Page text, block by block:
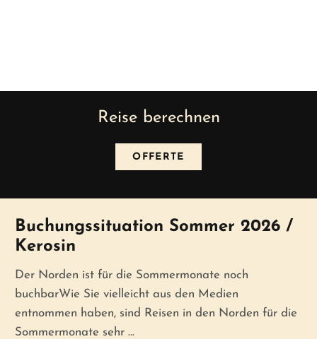
Reise berechnen
OFFERTE
Buchungssituation Sommer 2026 /
Kerosin
Der Norden ist für die Sommermonate noch
buchbarWie Sie vielleicht aus den Medien
entnommen haben, sind Reisen in den Norden für die
Sommermonate sehr ...